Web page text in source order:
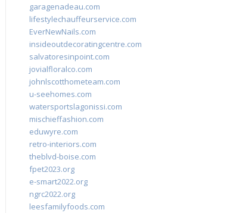
garagenadeau.com
lifestylechauffeurservice.com
EverNewNails.com
insideoutdecoratingcentre.com
salvatoresinpoint.com
jovialfloralco.com
johnlscotthometeam.com
u-seehomes.com
watersportslagonissi.com
mischieffashion.com
eduwyre.com
retro-interiors.com
theblvd-boise.com
fpet2023.org
e-smart2022.org
ngrc2022.org
leesfamilyfoods.com